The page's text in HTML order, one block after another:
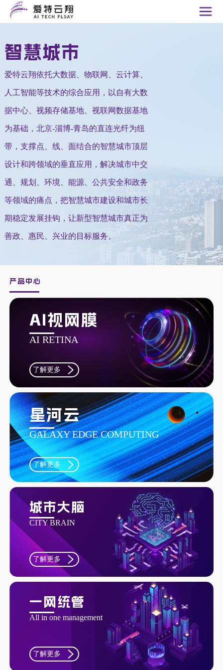
算力基础
战略布局
智慧城市
AI视网膜
软件服务
爱特云平台
了解更多
硬件产品
产业园区
园区介绍
核心产业
产业园优势
关于我们
公司介绍
新闻中心
智慧城市
爱特云翔依托大数据、物联网、云计算、
人工智能等技术的综合应用，以自有大数
据中心、视频存储基地、视联网数据基地
为基础，北京-淄博-青岛的直连光纤为纽
带，支撑点、线、面结合的智慧城市顶层
设计和跨领域的垂直应用，解决城市中交
通、规划、环境、能源、公共安全和政务
等领域的痛点，把智慧城市建设和城市长
期稳定发展挂钩，让新型智慧城市真正为
善政、惠民、兴业的目标服务。
产品中心
AI视网膜
AI RETINA
了解更多
星河云
GALAXY EDGE COMPUTING
了解更多
城市大脑
CITY BRAIN
了解更多
一网统管
All in one management
了解更多